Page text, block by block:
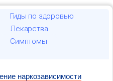
Гиды по здоровью
Лекарства
Симптомы
наркозависимости